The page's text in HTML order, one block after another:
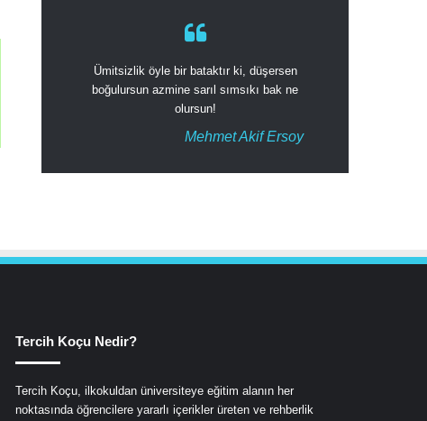
Ümitsizlik öyle bir bataktır ki, düşersen
boğulursun azmine sarıl sımsıkı bak ne
olursun!
Mehmet Akif Ersoy
Tercih Koçu Nedir?
Tercih Koçu, ilkokuldan üniversiteye eğitim alanın her
noktasında öğrencilere yararlı içerikler üreten ve rehberlik